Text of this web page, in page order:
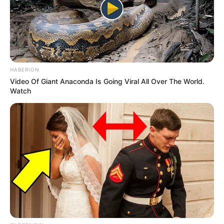
carrera 11.
De calle 52 hasta calle 55 entre carrera 5 y carrera
15.
De calle 53B hasta calle 56 entre carrera 15 y
carrera 18.
De calle 56 hasta calle 56E entre carrera 18 y
De calle 56A hasta calle 57EE entre carrera 24B y
De calle 57EE hasta calle 59C entre carrera 28 y
carrera 24.
Comprende zonas de los barrios:Alejandro Echavarría,
Barrios de Jesús, El Pinal
, Enciso, La Libertad, Las
Estancias, Los Mangos, Sucre, Villa Liliam y Villatina.
En esta intervenciónse instalarán aproximadamente
1.300 metros lineales de tubería de polietileno de alta
densidad, con el fin de mejorar la infraestructura
HABERION
Video Of Giant Anaconda Is Going Viral All Over The World.
Watch